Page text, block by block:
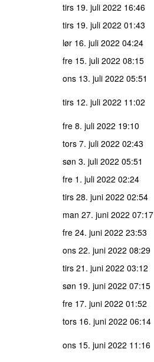
tirs 19. juli 2022 16:46
tirs 19. juli 2022 01:43
lør 16. juli 2022 04:24
fre 15. juli 2022 08:15
ons 13. juli 2022 05:51
tirs 12. juli 2022 11:02
fre 8. juli 2022 19:10
tors 7. juli 2022 02:43
søn 3. juli 2022 05:51
fre 1. juli 2022 02:24
tirs 28. juni 2022 02:54
man 27. juni 2022 07:17
fre 24. juni 2022 23:53
ons 22. juni 2022 08:29
tirs 21. juni 2022 03:12
søn 19. juni 2022 07:15
fre 17. juni 2022 01:52
tors 16. juni 2022 06:14
ons 15. juni 2022 11:16